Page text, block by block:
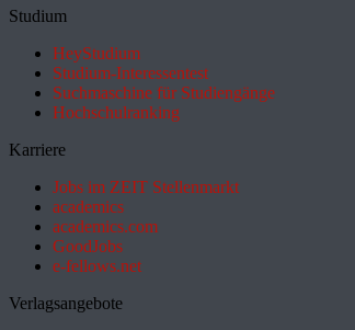
Studium
HeyStudium
Studium-Interessentest
Suchmaschine für Studiengänge
Hochschulranking
Karriere
Jobs im ZEIT Stellenmarkt
academics
academics.com
GoodJobs
e-fellows.net
Verlagsangebote